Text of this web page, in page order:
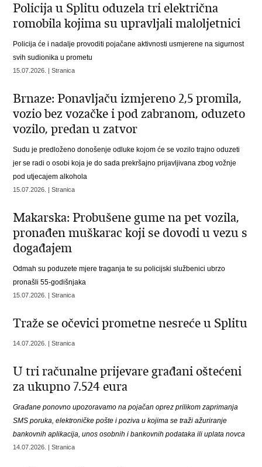
Policija u Splitu oduzela tri električna
romobila kojima su upravljali maloljetnici
Policija će i nadalje provoditi pojačane aktivnosti usmjerene na sigurnost
svih sudionika u prometu
15.07.2026. | Stranica
Brnaze: Ponavljaču izmjereno 2,5 promila,
vozio bez vozačke i pod zabranom, oduzeto
vozilo, predan u zatvor
Sudu je predloženo donošenje odluke kojom će se vozilo trajno oduzeti
jer se radi o osobi koja je do sada prekršajno prijavljivana zbog vožnje
pod utjecajem alkohola
15.07.2026. | Stranica
Makarska: Probušene gume na pet vozila,
pronađen muškarac koji se dovodi u vezu s
događajem
Odmah su poduzete mjere traganja te su policijski službenici ubrzo
pronašli 55-godišnjaka
15.07.2026. | Stranica
Traže se očevici prometne nesreće u Splitu
14.07.2026. | Stranica
U tri računalne prijevare građani oštećeni
za ukupno 7.524 eura
Građane ponovno upozoravamo na pojačan oprez prilikom zaprimanja
SMS poruka, elektroničke pošte i poziva u kojima se traži ažuriranje
bankovnih aplikacija, unos osobnih i bankovnih podataka ili uplata novca
14.07.2026. | Stranica